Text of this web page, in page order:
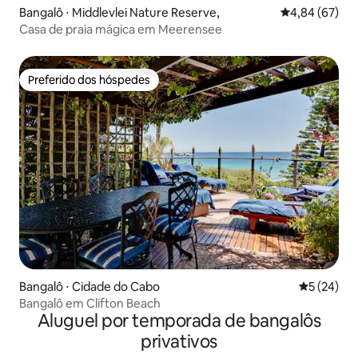
Bangalô ⋅ Middlevlei Nature Reserve, 4,84 de uma
4,84 (67)
Casa de praia mágica em Meerensee
Preferido dos hóspedes
Preferido dos hóspedes
Bangalô ⋅ Cidade do Cabo 5 de uma
5 (24)
Bangalô em Clifton Beach
Aluguel por temporada de bangalôs
privativos